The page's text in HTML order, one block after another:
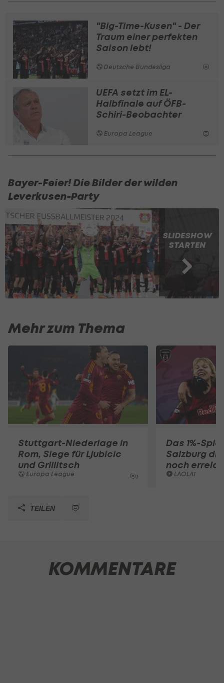
"Big-Time-Kusen" - Der
Traum einer perfekten
Saison lebt!
Deutsche Bundesliga
UEFA setzt im EL-
Halbfinale auf ÖFB-
Schiri-Beobachter
Europa League
Bayer-Feier! Die Bilder der wilden
Leverkusen-Party
SLIDESHOW
STARTEN
Mehr zum Thema
Stuttgart-Niederlage in
Rom, Siege für Ljubicic
und Grillitsch
Europa League 1
Das 1%-
Salzburg
noch
LAOLA1
TEILEN
KOMMENTARE